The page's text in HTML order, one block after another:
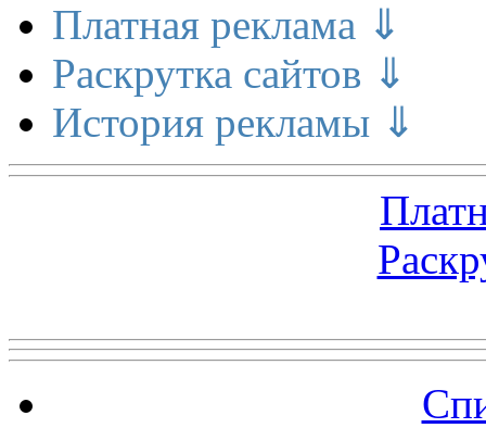
Платная реклама ⇓
Раскрутка сайтов ⇓
История рекламы ⇓